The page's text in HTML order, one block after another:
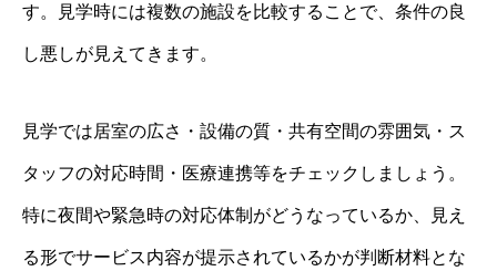
す。見学時には複数の施設を比較することで、条件の良
し悪しが見えてきます。
見学では居室の広さ・設備の質・共有空間の雰囲気・ス
タッフの対応時間・医療連携等をチェックしましょう。
特に夜間や緊急時の対応体制がどうなっているか、見え
る形でサービス内容が提示されているかが判断材料とな